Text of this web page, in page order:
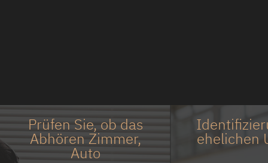
Prüfen Sie, ob das
Abhören Zimmer,
Auto
ehelichen